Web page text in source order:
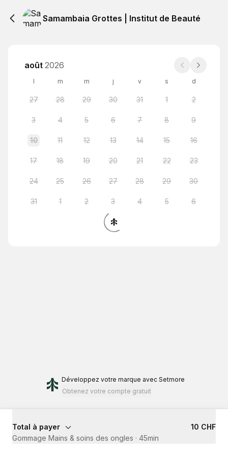
Samambaia Grottes | Institut de Beauté
août 2026
l m m j v s d
27 28 29 30 31 1 2
3 4 5 6 7 8 9
10 11 12 13 14 15 16
17 18 19 20 21 22 23
24 25 26 27 28 29 30
31 1 2 3 4 5 6
Développez votre marque avec Setmore
Obtenez votre compte gratuit
Total à payer
10 CHF
Gommage Mains & soins des ongles · 45min